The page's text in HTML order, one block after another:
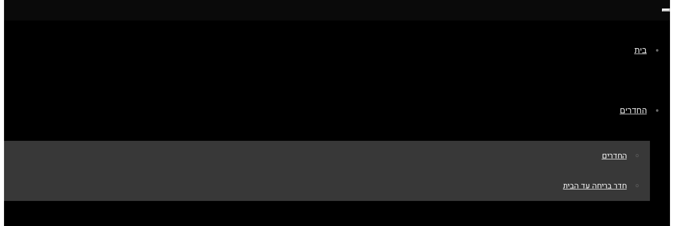
תפריט
בית
החדרים
החדרים
חדר בריחה עד הבית